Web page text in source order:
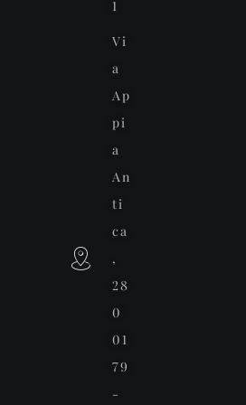
1
Vi
a
Ap
pi
a
An
ti
ca
,
28
0
01
79
-